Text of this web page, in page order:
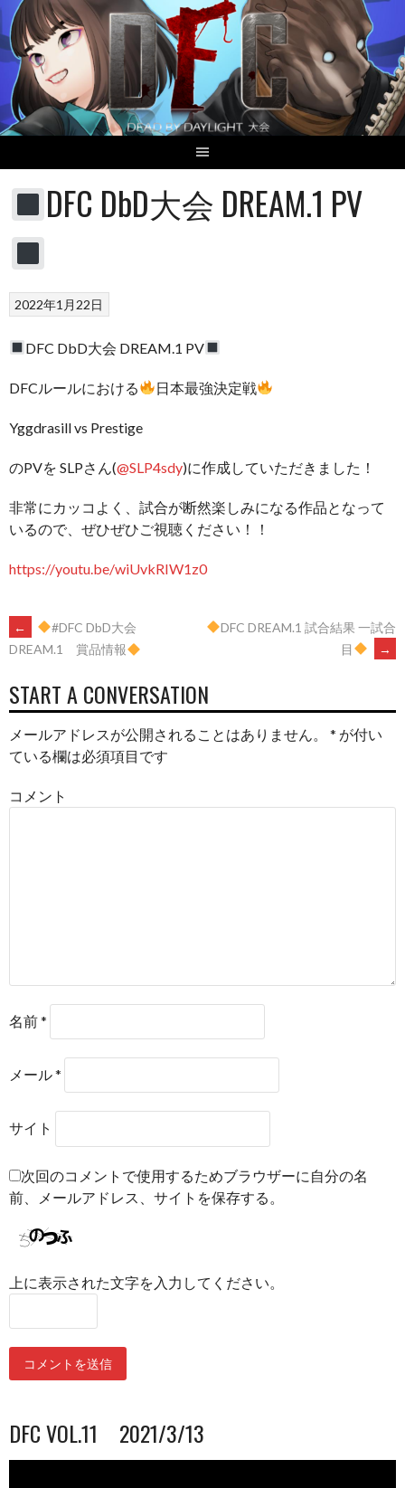
Skip
to
content
DFC DbD大会 DREAM.1 PV
2022年1月22日
DFC DbD大会 DREAM.1 PV
DFCルールにおける 日本最強決定戦
Yggdrasill vs Prestige
のPVを SLPさん(@SLP4sdy)に作成していただきました！
非常にカッコよく、試合が断然楽しみになる作品となって
いるので、ぜひぜひご視聴ください！！
https://youtu.be/wiUvkRIW1z0
POST
NAVIGATION
←
#DFC DbD大会
DREAM.1 賞品情報
DFC DREAM.1 試合結果 一試合
目
→
START A CONVERSATION
メールアドレスが公開されることはありません。 * が付い
ている欄は必須項目です
コメント
名前*
メール*
サイト
次回のコメントで使用するためブラウザーに自分の名
前、メールアドレス、サイトを保存する。
上に表示された文字を入力してください。
DFC VOL.11 2021/3/13